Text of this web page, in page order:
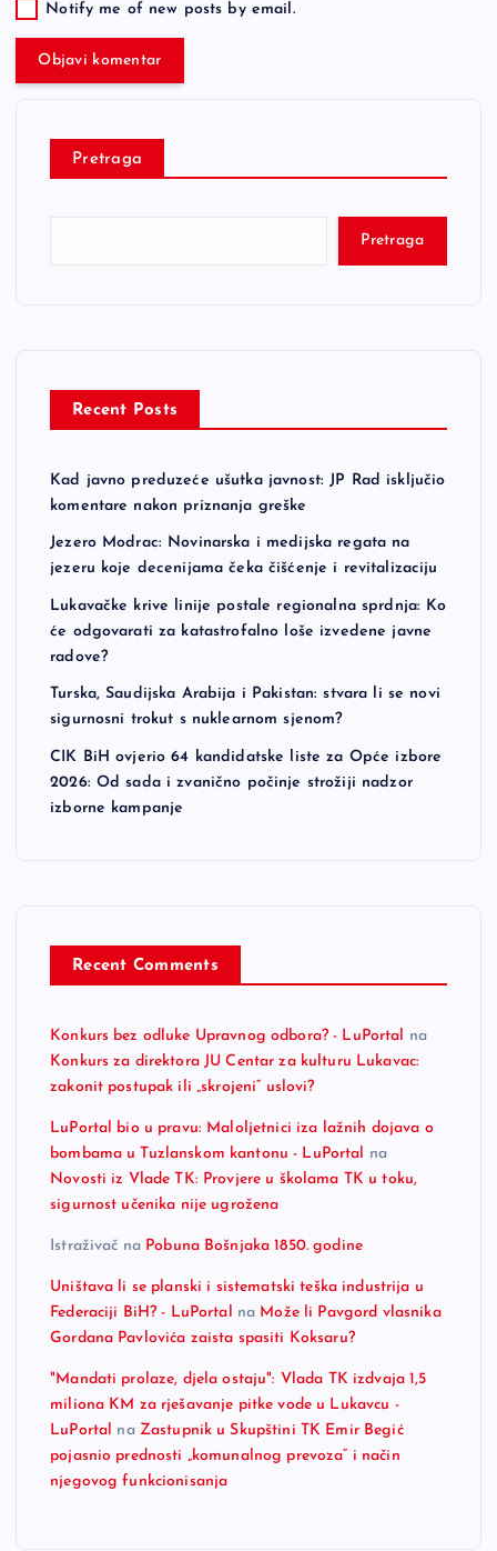
Notify me of new posts by email.
Pretraga
Pretraga
Recent Posts
Kad javno preduzeće ušutka javnost: JP Rad isključio
komentare nakon priznanja greške
Jezero Modrac: Novinarska i medijska regata na
jezeru koje decenijama čeka čišćenje i revitalizaciju
Lukavačke krive linije postale regionalna sprdnja: Ko
će odgovarati za katastrofalno loše izvedene javne
radove?
Turska, Saudijska Arabija i Pakistan: stvara li se novi
sigurnosni trokut s nuklearnom sjenom?
CIK BiH ovjerio 64 kandidatske liste za Opće izbore
2026: Od sada i zvanično počinje strožiji nadzor
izborne kampanje
Recent Comments
Konkurs bez odluke Upravnog odbora? - LuPortal
na
Konkurs za direktora JU Centar za kulturu Lukavac:
zakonit postupak ili „skrojeni“ uslovi?
LuPortal bio u pravu: Maloljetnici iza lažnih dojava o
bombama u Tuzlanskom kantonu - LuPortal na
Novosti iz Vlade TK: Provjere u školama TK u toku,
sigurnost učenika nije ugrožena
Istraživač na Pobuna Bošnjaka 1850. godine
Uništava li se planski i sistematski teška industrija u
Federaciji BiH? - LuPortal na Može li Pavgord vlasnika
Gordana Pavlovića zaista spasiti Koksaru?
"Mandati prolaze, djela ostaju": Vlada TK izdvaja 1,5
miliona KM za rješavanje pitke vode u Lukavcu -
LuPortal na Zastupnik u Skupštini TK Emir Begić
pojasnio prednosti „komunalnog prevoza“ i način
njegovog funkcionisanja